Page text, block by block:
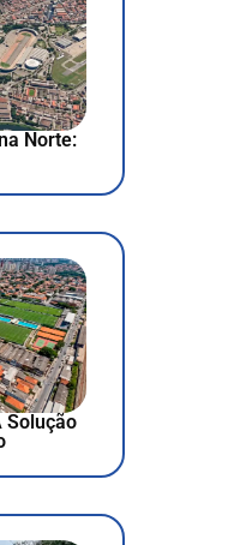
Norte:
Solução